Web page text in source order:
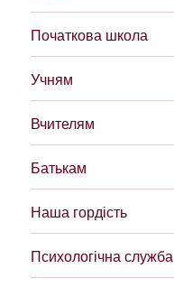
Початкова школа
Учням
Вчителям
Батькам
Наша гордість
Психологічна служба